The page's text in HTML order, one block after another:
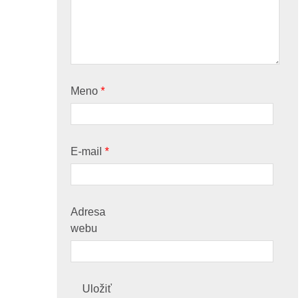
Meno*
E-mail*
Adresa
webu
Uložiť